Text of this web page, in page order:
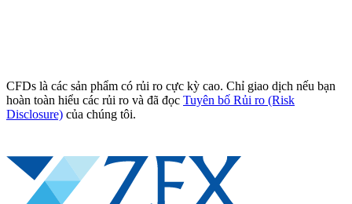
CFDs là các sản phẩm có rủi ro cực kỳ cao. Chỉ giao dịch nếu bạn
hoàn toàn hiểu các rủi ro và đã đọc Tuyên bố Rủi ro (Risk
Disclosure) của chúng tôi.